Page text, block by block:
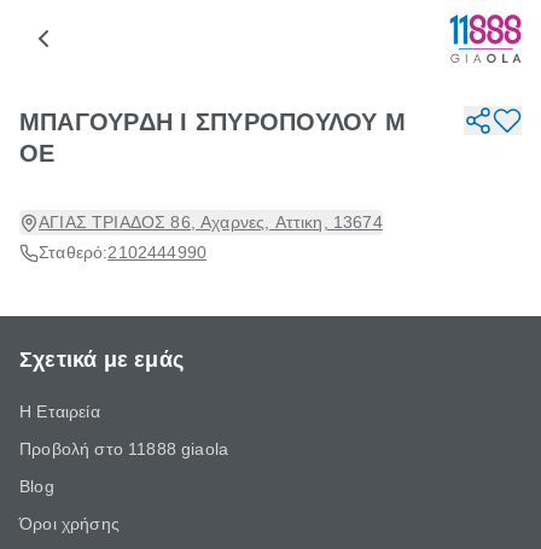
ΜΠΑΓΟΥΡΔΗ Ι ΣΠΥΡΟΠΟΥΛΟΥ Μ
ΟΕ
ΑΓΙΑΣ ΤΡΙΑΔΟΣ 86, Αχαρνες, Αττικη, 13674
Σταθερό:2102444990
Σχετικά με εμάς
Η Εταιρεία
Προβολή στο 11888 giaola
Blog
Όροι χρήσης